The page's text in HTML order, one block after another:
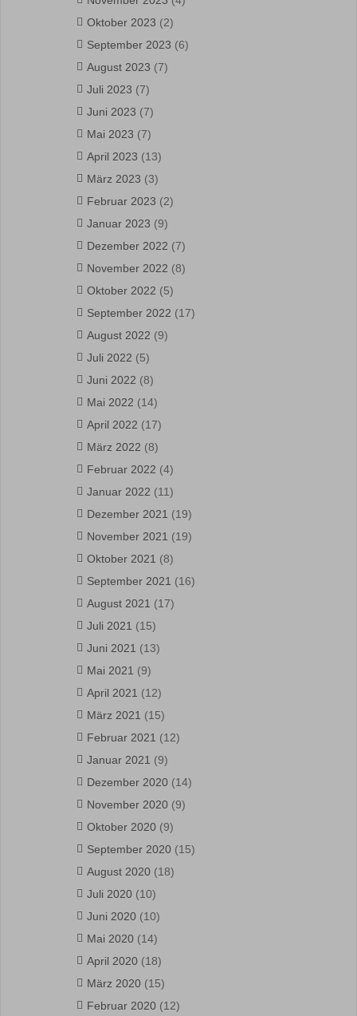
Oktober 2023 (2)
September 2023 (6)
August 2023 (7)
Juli 2023 (7)
Juni 2023 (7)
Mai 2023 (7)
April 2023 (13)
März 2023 (3)
Februar 2023 (2)
Januar 2023 (9)
Dezember 2022 (7)
November 2022 (8)
Oktober 2022 (5)
September 2022 (17)
August 2022 (9)
Juli 2022 (5)
Juni 2022 (8)
Mai 2022 (14)
April 2022 (17)
März 2022 (8)
Februar 2022 (4)
Januar 2022 (11)
Dezember 2021 (19)
November 2021 (19)
Oktober 2021 (8)
September 2021 (16)
August 2021 (17)
Juli 2021 (15)
Juni 2021 (13)
Mai 2021 (9)
April 2021 (12)
März 2021 (15)
Februar 2021 (12)
Januar 2021 (9)
Dezember 2020 (14)
November 2020 (9)
Oktober 2020 (9)
September 2020 (15)
August 2020 (18)
Juli 2020 (10)
Juni 2020 (10)
Mai 2020 (14)
April 2020 (18)
März 2020 (15)
Februar 2020 (12)